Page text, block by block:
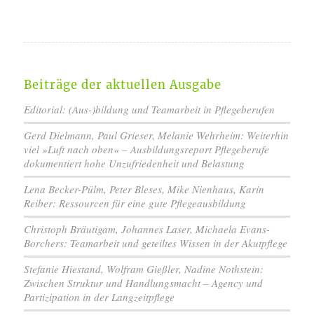
Beiträge der aktuellen Ausgabe
Editorial: (Aus-)bildung und Teamarbeit in Pflegeberufen
Gerd Dielmann, Paul Grieser, Melanie Wehrheim: Weiterhin
viel »Luft nach oben« – Ausbildungsreport Pflegeberufe
dokumentiert hohe Unzufriedenheit und Belastung
Lena Becker-Pülm, Peter Bleses, Mike Nienhaus, Karin
Reiber: Ressourcen für eine gute Pflegeausbildung
Christoph Bräutigam, Johannes Laser, Michaela Evans-
Borchers: Teamarbeit und geteiltes Wissen in der Akutpflege
Stefanie Hiestand, Wolfram Gießler, Nadine Nothstein:
Zwischen Struktur und Handlungsmacht – Agency und
Partizipation in der Langzeitpflege